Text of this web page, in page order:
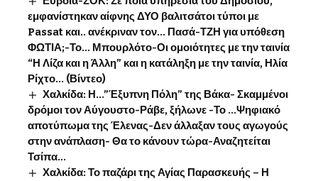
εμφανίστηκαν αίφνης ΔΥΟ βαλιτσάτοι τύποι με
Passat και.. ανέκριναν τον… Πασά-ΤΖΗ για υπόθεση
ΦΩΤΙΑ;-Το… Μπουρλότο-Οι ομοιότητες με την ταινία
“Η Λίζα και η Άλλη” και η κατάληξη με την ταινία, Ηλία
Ρίχτο… (Βίντεο)
Χαλκίδα: Η…”Έξυπνη Πόλη” της Βάκα- Σκαμμένοι
δρόμοι τον Αύγουστο-Ράβε, ξήλωνε -Το …Ψηφιακό
αποτύπωμα της Έλενας-Δεν άλλαξαν τους αγωγούς
στην ανάπλαση- Θα το κάνουν τώρα-Αναζητείται
Τσίπα…
Χαλκίδα: Το παζάρι της Αγίας Παρασκευής – Η